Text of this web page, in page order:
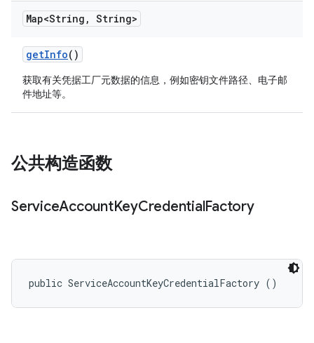
Map<String , String>
getInfo()
获取有关凭据工厂元数据的信息，例如密钥文件路径、电子邮
件地址等。
公共构造函数
ServiceAccountKeyCredentialFactory
public ServiceAccountKeyCredentialFactory ()